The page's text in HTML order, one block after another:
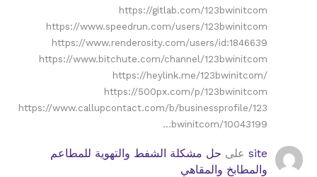
https://gitlab.com/123bwinitcom
https://www.speedrun.com/users/123bwinitcom
https://www.renderosity.com/users/id:1846639
https://www.bitchute.com/channel/123bwinitcom
https://heylink.me/123bwinitcom/
https://500px.com/p/123bwinitcom
https://www.callupcontact.com/b/businessprofile/123
bwinitcom/10043199…
site على حل مشكلة الشفط والتهوية للمطاعم
والمطابخ والمقاهي